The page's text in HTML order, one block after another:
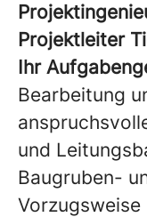
Projektleiter
Ihr
Bearbeitung
und
Baugruben-